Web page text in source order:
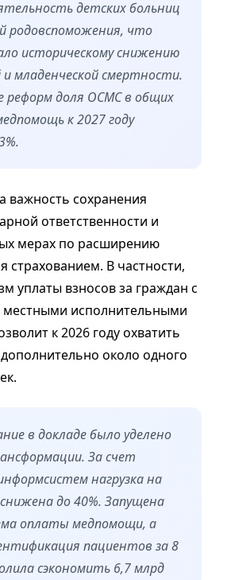
детских больниц
родовспоможения, что
историческому снижению
младенческой смертности.
реформ доля ОСМС в общих
к 2027 году
важность сохранения
ответственности и
мерах по расширению
страхованием. В частности,
уплаты взносов за граждан с
местными исполнительными
к 2026 году охватить
около одного
в докладе было уделено
За счет
нагрузка на
до 40%. Запущена
оплаты медпомощи, а
пациентов за 8
сэкономить 6,7 млрд